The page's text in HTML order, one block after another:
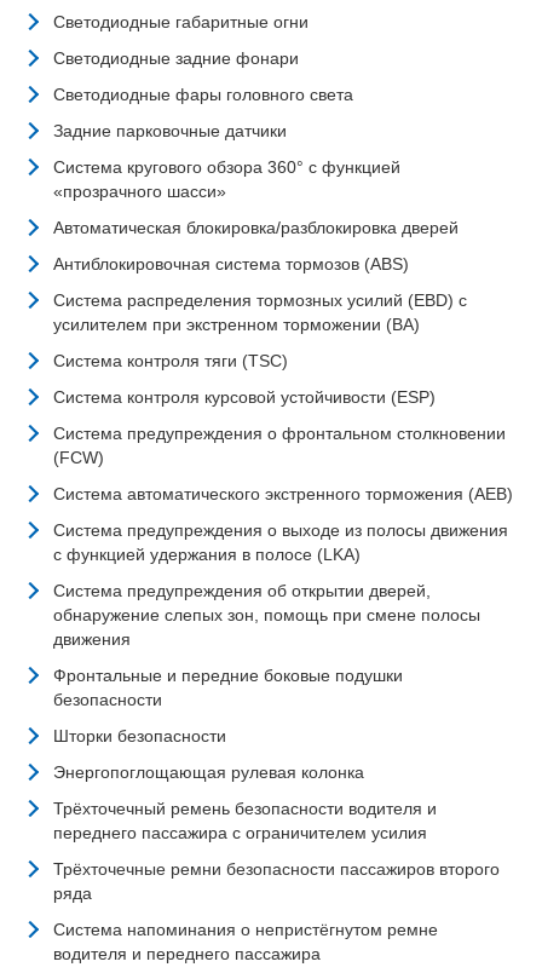
Светодиодные габаритные огни
Светодиодные задние фонари
Светодиодные фары головного света
Задние парковочные датчики
Система кругового обзора 360° с функцией
«прозрачного шасси»
Автоматическая блокировка/разблокировка дверей
Антиблокировочная система тормозов (ABS)
Система распределения тормозных усилий (EBD) с
усилителем при экстренном торможении (BA)
Система контроля тяги (TSC)
Система контроля курсовой устойчивости (ESP)
Система предупреждения о фронтальном столкновении
(FCW)
Система автоматического экстренного торможения (AEB)
Система предупреждения о выходе из полосы движения
с функцией удержания в полосе (LKA)
Система предупреждения об открытии дверей,
обнаружение слепых зон, помощь при смене полосы
движения
Фронтальные и передние боковые подушки
безопасности
Шторки безопасности
Энергопоглощающая рулевая колонка
Трёхточечный ремень безопасности водителя и
переднего пассажира с ограничителем усилия
Трёхточечные ремни безопасности пассажиров второго
ряда
Система напоминания о непристёгнутом ремне
водителя и переднего пассажира